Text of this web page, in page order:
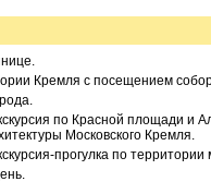
Кремля с посещением
по Красной площади и
Московского Кремля.
прогулка по